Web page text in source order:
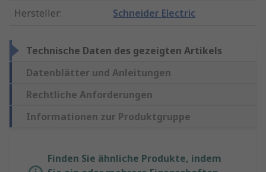
Hersteller: Schneider Electric
Technische Daten des gezeigten Artikels
Datenblätter und Anleitungen
Rechtliche Anforderungen
Informationen zur Produktgruppe
Finden Sie ähnliche Produkte, indem